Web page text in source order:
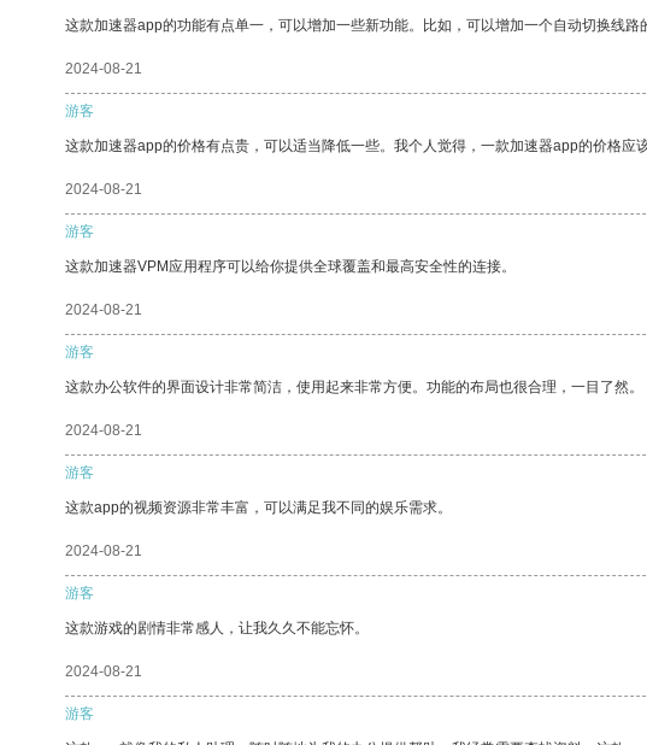
这款加速器app的功能有点单一，可以增加一些新功能。比如，可以增加一个自动切换线
2024-08-21
游客
这款加速器app的价格有点贵，可以适当降低一些。我个人觉得，一款加速器app的价格应
2024-08-21
游客
这款加速器VPM应用程序可以给你提供全球覆盖和最高安全性的连接。
2024-08-21
游客
这款办公软件的界面设计非常简洁，使用起来非常方便。功能的布局也很合理，一目了然。
2024-08-21
游客
这款app的视频资源非常丰富，可以满足我不同的娱乐需求。
2024-08-21
游客
这款游戏的剧情非常感人，让我久久不能忘怀。
2024-08-21
游客